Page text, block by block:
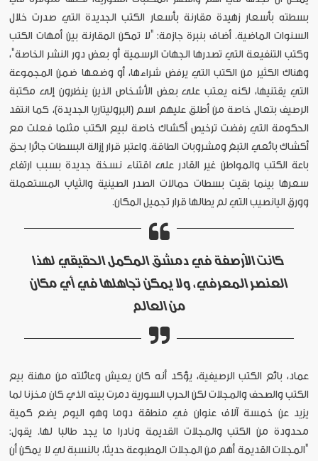
بسطته بأسعار زهيدة مقارنة بأسعار الكتب الجديدة التي صدرت خلال
السنوات الماضية. أضاف بنبرة جازمة: "لا تمكن المقارنة بين أمهات الكتب
وكتب التنفيعة التي تصدرها الجهات الرسمية أو بعض دور النشر الخاصة"،
وهناك الكثير من الكتب التي يرفض شراءها، أو وضعها ضمن المجموعة
التي يقتنيها، لكنه يعتب على بعض الأشخاص الذين ينظرون إلى مكتبة
الرصيف بتعال خاصة من أطلق عليهم اسم (البروليتاريا الجديدة)، كما انتقد
الحكومة التي رفضت ترخيص أكشاك خاصة لبيع الكتب مثلما فعلت مع
أكشاك بائعي التبغ ومشروبات الطاقة. واعتبر قرار إزالة البسطات جائرا بحق
باعة الكتب والمواطن غير القادر على اقتناء نسخة جديدة بسبب ارتفاع
سعرها بينما بقيت بسطات حمالات الصدر الصينية والثياب المستعملة
وورق اليانصيب التي لم يطالها قرار تجميل المكان.
كانت الأرصفة في دمشق المكمل الحقيقي لهذا
العنصر المعرفي، ولا يمكن تجاهلها في أي مكان
من العالم
عماد، بائع الكتب الرصيفية، يؤكد أنه كان يعيش وعائلته من مهنة بيع
الكتب والصحف والمجلات لكن الحرب السورية دمرت بيته الذي كان مخزنا لما
يزيد عن خمسة آلاف عنوان في منطقة دوما وهو اليوم يضع كمية
محدودة من الكتب والمجلات القديمة ونادرا ما يجد طالبا لها. يقول:
"المجلات القديمة أهم من المجلات المطبوعة حديثا، بالنسبة لي لا يمكن أن